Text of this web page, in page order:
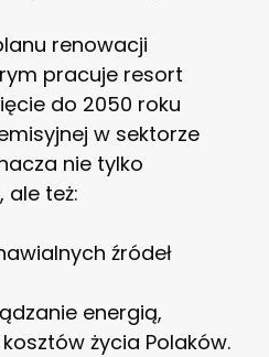
renowacji
pracuje resort
do 2050 roku
w sektorze
nie tylko
też:
źródeł
energią,
życia Polaków.